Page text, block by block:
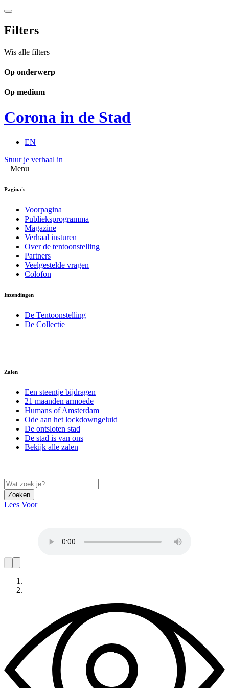
Filters
Wis alle filters
Op onderwerp
Op medium
Corona in de Stad
EN
Stuur je verhaal in
Menu
Pagina's
Voorpagina
Publieksprogramma
Magazine
Verhaal insturen
Over de tentoonstelling
Partners
Veelgestelde vragen
Colofon
Inzendingen
De Tentoonstelling
De Collectie
Zalen
Een steentje bijdragen
21 maanden armoede
Humans of Amsterdam
Ode aan het lockdowngeluid
De ontsloten stad
De stad is van ons
Bekijk alle zalen
Zoeken
Lees Voor